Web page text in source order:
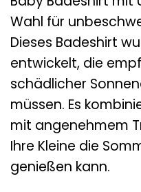
Wahl für
Dieses Badeshirt
entwickelt, die
schädlicher
müssen. Es
mit angenehmem
Ihre Kleine die
genießen kann.